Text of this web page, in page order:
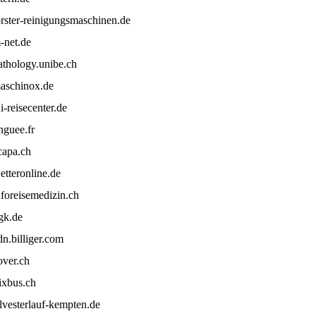
reinigungsmaschinen.de
net.de
reisecenter.de
kempten.de